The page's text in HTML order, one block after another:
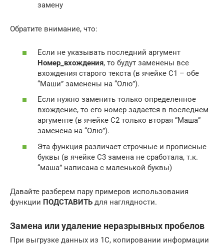
замену
Обратите внимание, что:
Если не указывать последний аргумент
Номер_вхождения, то будут заменены все
вхождения старого текста (в ячейке С1 – обе
“Маши” заменены на “Олю”).
Если нужно заменить только определенное
вхождение, то его номер задается в последнем
аргументе (в ячейке С2 только вторая “Маша”
заменена на “Олю”).
Эта функция различает строчные и прописные
буквы (в ячейке С3 замена не сработала, т.к.
“маша” написана с маленькой буквы)
Давайте разберем пару примеров использования
функции ПОДСТАВИТЬ для наглядности.
Замена или удаление неразрывных пробелов
При выгрузке данных из 1С, копировании информации